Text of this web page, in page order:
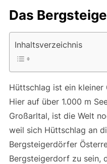
Das
Inhaltsverzeichnis
Hüttschlag ist ein kleiner
Hier auf über 1.000 m
Großarltal, ist die Welt
weil sich Hüttschlag an
Bergsteigerdörfer
Bergsteigerdorf zu sein,